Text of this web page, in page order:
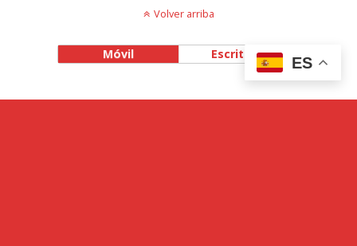
Volver arriba
Móvil Escritorio
ES